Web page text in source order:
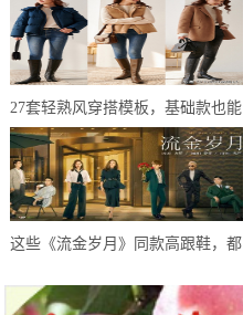
27套轻熟风穿搭模板，基础款也能
简约不单调，冬末初春就这样穿
这些《流金岁月》同款高跟鞋，都